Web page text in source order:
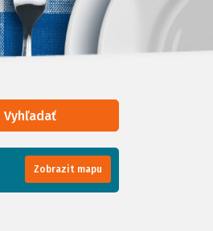
Vyhľadať
Zobrazit mapu